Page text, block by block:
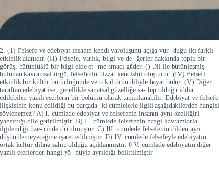
2. (1) Felsefe ve edebiyat insanın kendi varoluşunu açığa vur- duğu iki farklı
etkinlik alanıdır. (H) Felsefe, varlık, bilgi ve de- ğerler hakkında toplu bir
görüş, bütünlüklü bir bilgi elde et- me amacı güder. () Dil ile bütünleşmiş
bulunan kavramsal örgü, felsefenin bizzat kendisini oluşturur. (IV) Felsefi
etkinlik bir kültür bütünlüğünde ve o kültürün diliyle hayat bulur. (V) Diğer
taraftan edebiyat ise, genellikle sanatsal güzelliğe sa- hip olduğu iddia
edilebilen yazılı eserlerin bir bölümü olarak tanımlanabilir. Edebiyat ve felsefe
ilişkisinin konu edildiği bu parçada- ki cümlelerle ilgili aşağıdakilerden hangisi
söylenemez? A) I. cümlede edebiyat ve felsefenin insanın aynı özelliğini
yansıttığı dile getirilmiştir. B) II. cümlede felsefenin hangi kavramlarla
ilgilendiği üze- rinde durulmuştur. C) III. cümlede felsefenin dilden ayrı
düşünülemeyeceğine işaret edilmiştir. D) IV. cümlede felsefeyle edebiyatın
ortak kültür diline sahip olduğu açıklanmıştır. 0 V. cümlede edebiyatın diğer
yazılı eserlerden hangi yö- nüyle ayrıldığı belirtilmiştir.